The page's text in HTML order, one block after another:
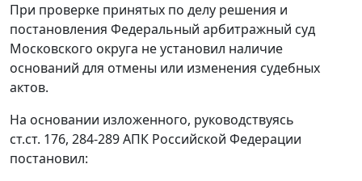
При проверке принятых по делу решения и
постановления Федеральный арбитражный суд
Московского округа не установил наличие
оснований для отмены или изменения судебных
актов.
На основании изложенного, руководствуясь
ст.ст. 176, 284-289АПК Российской Федерации
постановил: